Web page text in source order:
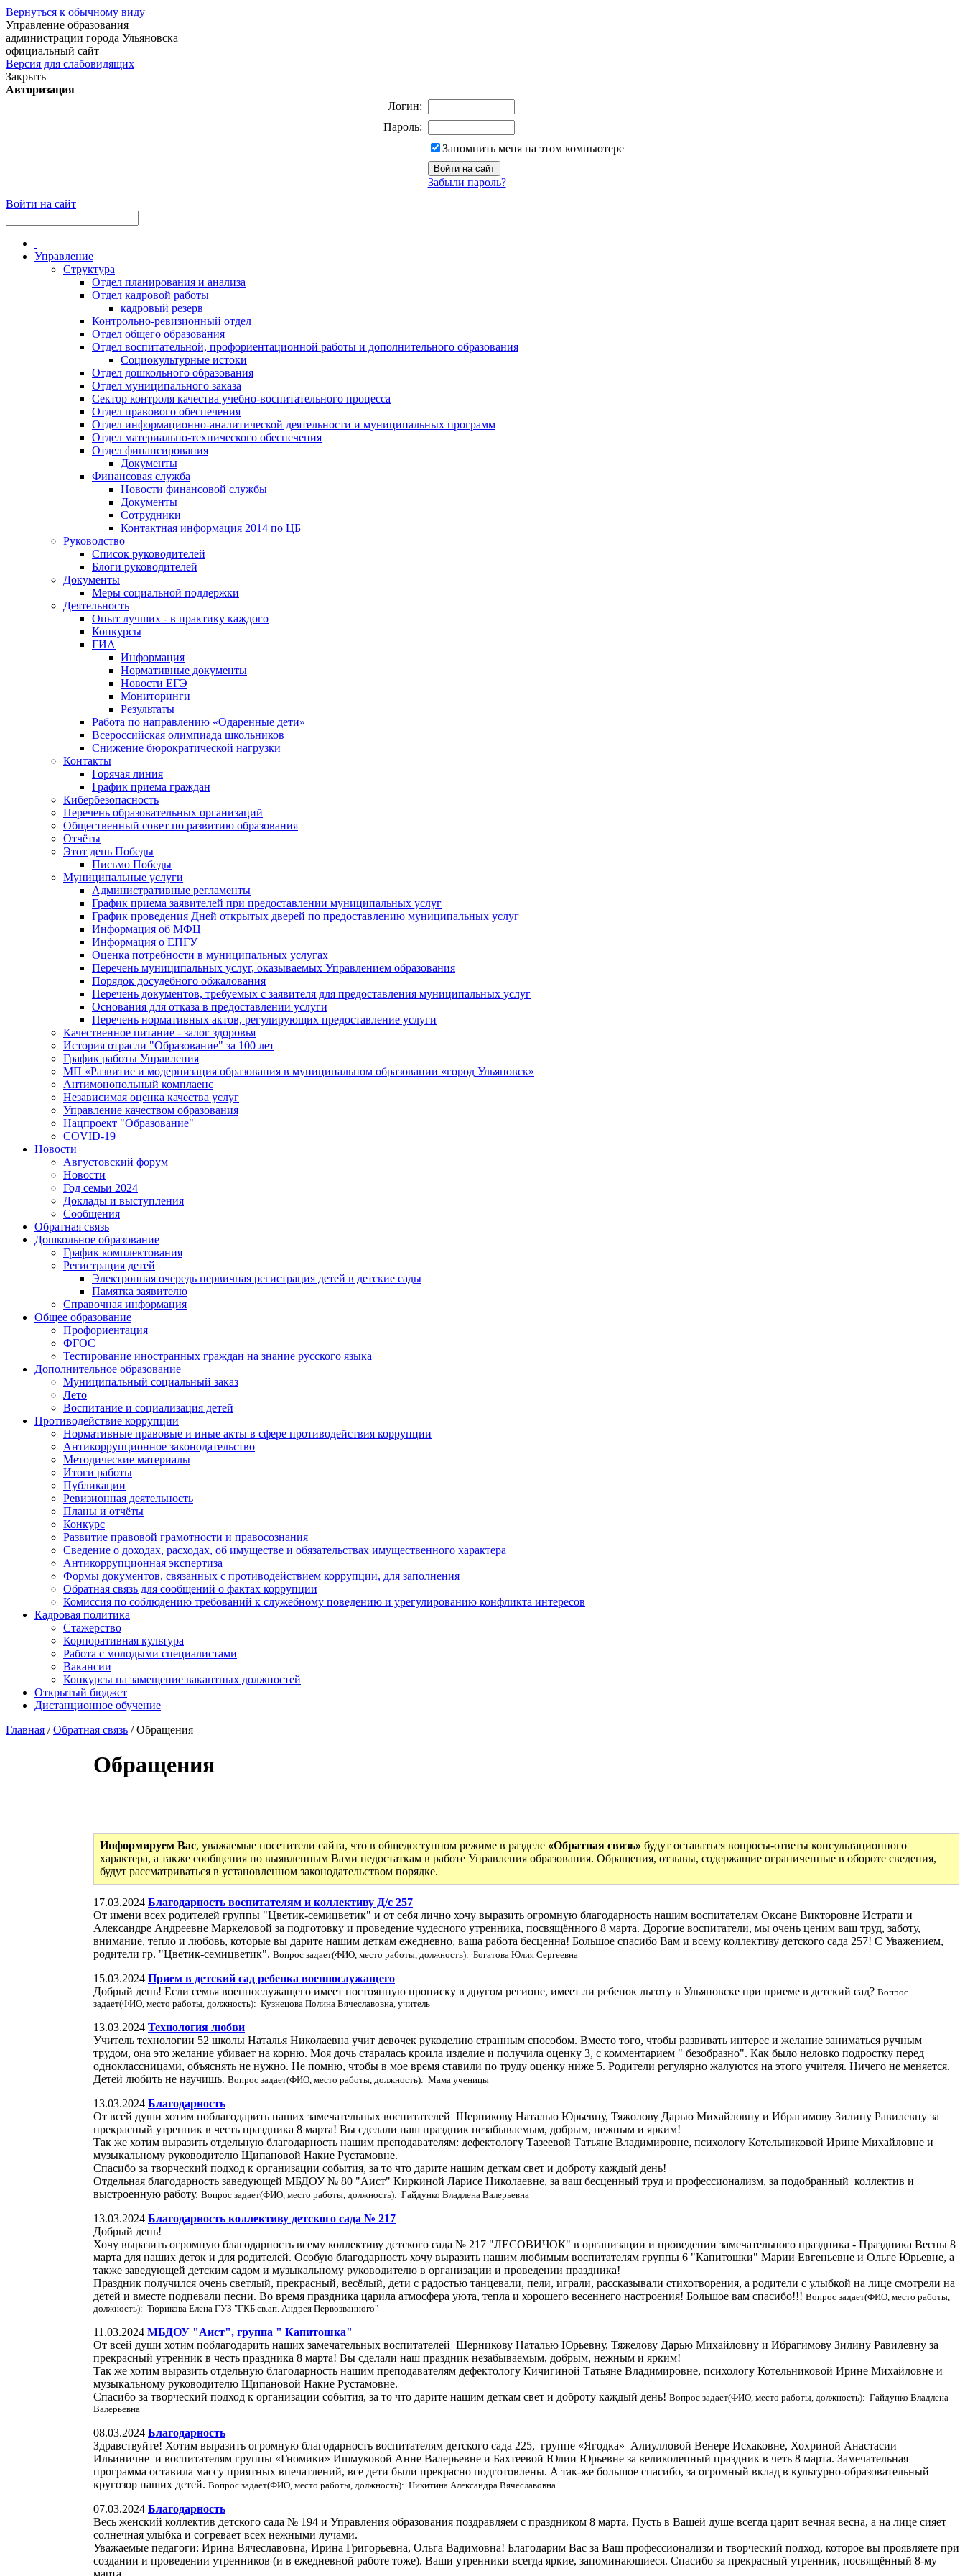
Вернуться к обычному виду
Управление образования
администрации города Ульяновска
официальный сайт
Версия для слабовидящих
Закрыть
Авторизация
Логин:
Пароль:
Запомнить меня на этом компьютере
Забыли пароль?
Войти на сайт
Управление
Структура
Отдел планирования и анализа
Отдел кадровой работы
кадровый резерв
Контрольно-ревизионный отдел
Отдел общего образования
Отдел воспитательной, профориентационной работы и дополнительного образования
Социокультурные истоки
Отдел дошкольного образования
Отдел муниципального заказа
Сектор контроля качества учебно-воспитательного процесса
Отдел правового обеспечения
Отдел информационно-аналитической деятельности и муниципальных программ
Отдел материально-технического обеспечения
Отдел финансирования
Документы
Финансовая служба
Новости финансовой службы
Документы
Сотрудники
Контактная информация 2014 по ЦБ
Руководство
Список руководителей
Блоги руководителей
Документы
Меры социальной поддержки
Деятельность
Опыт лучших - в практику каждого
Конкурсы
ГИА
Информация
Нормативные документы
Новости ЕГЭ
Мониторинги
Результаты
Работа по направлению «Одаренные дети»
Всероссийская олимпиада школьников
Снижение бюрократической нагрузки
Контакты
Горячая линия
График приема граждан
Кибербезопасность
Перечень образовательных организаций
Общественный совет по развитию образования
Отчёты
Этот день Победы
Письмо Победы
Mуниципальные услуги
Административные регламенты
График приема заявителей при предоставлении муниципальных услуг
График проведения Дней открытых дверей по предоставлению муниципальных услуг
Информация об МФЦ
Информация о ЕПГУ
Оценка потребности в муниципальных услугах
Перечень муниципальных услуг, оказываемых Управлением образования
Порядок досудебного обжалования
Перечень документов, требуемых с заявителя для предоставления муниципальных услуг
Основания для отказа в предоставлении услуги
Перечень нормативных актов, регулирующих предоставление услуги
Качественное питание - залог здоровья
История отрасли "Oбразованиe" за 100 лет
График работы Управления
МП «Развитие и модернизация образования в муниципальном образовании «город Ульяновск»
Антимонопольный комплаенс
Независимая оценка качества услуг
Управление качеством образования
Нацпроект "Образование"
COVID-19
Новости
Августовский форум
Новости
Год семьи 2024
Доклады и выступления
Сообщения
Обратная связь
Дошкольное образование
График комплектования
Регистрация детей
Электронная очередь первичная регистрация детей в детские сады
Памятка заявителю
Справочная информация
Общее образование
Профориентация
ФГОС
Тестирование иностранных граждан на знание русского языка
Дополнительное образование
Муниципальный социальный заказ
Лето
Воспитание и социализация детей
Противодействие коррупции
Нормативные правовые и иные акты в сфере противодействия коррупции
Антикоррупционное законодательство
Методические материалы
Итоги работы
Публикации
Ревизионная деятельность
Планы и отчёты
Конкурс
Развитие правовой грамотности и правосознания
Сведение о доходах, расходах, об имуществе и обязательствах имущественного характера
Антикоррупционная экспертиза
Формы документов, связанных с противодействием коррупции, для заполнения
Обратная связь для сообщений о фактах коррупции
Комиссия по соблюдению требований к служебному поведению и урегулированию конфликта интересов
Кадровая политика
Стажерство
Корпоративная культура
Работа с молодыми специалистами
Вакансии
Конкурсы на замещение вакантных должностей
Открытый бюджет
Дистанционное обучение
Главная /Обратная связь / Обращения
Обращения
Информируем Вас, уважаемые посетители сайта, что в общедоступном режиме в разделе «Обратная связь» будут оставаться вопросы-ответы консультационного
характера, а также сообщения по выявленным Вами недостаткам в работе Управления образования. Обращения, отзывы, содержащие ограниченные в обороте сведения,
будут рассматриваться в установленном законодательством порядке.
17.03.2024 Благодарность воспитателям и коллективу Д/с 257
От имени всех родителей группы "Цветик-семицветик" и от себя лично хочу выразить огромную благодарность нашим воспитателям Оксане Викторовне Истрати и
Александре Андреевне Маркеловой за подготовку и проведение чудесного утренника, посвящённого 8 марта. Дорогие воспитатели, мы очень ценим ваш труд, заботу,
внимание, тепло и любовь, которые вы дарите нашим деткам ежедневно, ваша работа бесценна! Большое спасибо Вам и всему коллективу детского сада 257! С Уважением,
родители гр. "Цветик-семицветик". Вопрос задает(ФИО, место работы, должность): Богатова Юлия Сергеевна
15.03.2024 Прием в детский сад ребенка военнослужащего
Добрый день! Если семья военнослужащего имеет постоянную прописку в другом регионе, имеет ли ребенок льготу в Ульяновске при приеме в детский сад? Вопрос
задает(ФИО, место работы, должность): Кузнецова Полина Вячеславовна, учитель
13.03.2024 Технология любви
Учитель технологии 52 школы Наталья Николаевна учит девочек рукоделию странным способом. Вместо того, чтобы развивать интерес и желание заниматься ручным
трудом, она это желание убивает на корню. Моя дочь старалась кроила изделие и получила оценку 3, с комментарием " безобразно". Как было неловко подростку перед
одноклассницами, объяснять не нужно. Не помню, чтобы в мое время ставили по труду оценку ниже 5. Родители регулярно жалуются на этого учителя. Ничего не меняется.
Детей любить не научишь. Вопрос задает(ФИО, место работы, должность): Мама ученицы
13.03.2024 Благодарность
От всей души хотим поблагодарить наших замечательных воспитателей Шерникову Наталью Юрьевну, Тяжолову Дарью Михайловну и Ибрагимову Зилину Равилевну за
прекрасный утренник в честь праздника 8 марта! Вы сделали наш праздник незабываемым, добрым, нежным и ярким!
Так же хотим выразить отдельную благодарность нашим преподавателям: дефектологу Тазеевой Татьяне Владимировне, психологу Котельниковой Ирине Михайловне и
музыкальному руководителю Щипановой Накие Рустамовне.
Спасибо за творческий подход к организации события, за то что дарите нашим деткам свет и доброту каждый день!
Отдельная благодарность заведующей МБДОУ № 80 "Аист" Киркиной Ларисе Николаевне, за ваш бесценный труд и профессионализм, за подобранный коллектив и
выстроенную работу. Вопрос задает(ФИО, место работы, должность): Гайдунко Владлена Валерьевна
13.03.2024 Благодарность коллективу детского сада № 217
Добрый день!
Хочу выразить огромную благодарность всему коллективу детского сада № 217 "ЛЕСОВИЧОК" в организации и проведении замечательного праздника - Праздника Весны 8
марта для наших деток и для родителей. Особую благодарность хочу выразить нашим любимым воспитателям группы 6 "Капитошки" Марии Евгеньевне и Ольге Юрьевне, а
также заведующей детским садом и музыкальному руководителю в организации и проведении праздника!
Праздник получился очень светлый, прекрасный, весёлый, дети с радостью танцевали, пели, играли, рассказывали стихотворения, а родители с улыбкой на лице смотрели на
детей и вместе подпевали песни. Во время праздника царила атмосфера уюта, тепла и хорошего весеннего настроения! Большое вам спасибо!!! Вопрос задает(ФИО, место работы,
должность): Тюрикова Елена ГУЗ "ГКБ св.ап. Андрея Первозванного"
11.03.2024 МБДОУ "Аист", группа " Капитошка"
От всей души хотим поблагодарить наших замечательных воспитателей Шерникову Наталью Юрьевну, Тяжелову Дарью Михайловну и Ибрагимову Зилину Равилевну за
прекрасный утренник в честь праздника 8 марта! Вы сделали наш праздник незабываемым, добрым, нежным и ярким!
Так же хотим выразить отдельную благодарность нашим преподавателям дефектологу Кичигиной Татьяне Владимировне, психологу Котельниковой Ирине Михайловне и
музыкальному руководителю Щипановой Накие Рустамовне.
Спасибо за творческий подход к организации события, за то что дарите нашим деткам свет и доброту каждый день! Вопрос задает(ФИО, место работы, должность): Гайдунко Владлена
Валерьевна
08.03.2024 Благодарность
Здравствуйте! Хотим выразить огромную благодарность воспитателям детского сада 225, группе «Ягодка» Алиулловой Венере Исхаковне, Хохриной Анастасии
Ильиничне и воспитателям группы «Гномики» Ишмуковой Анне Валерьевне и Бахтеевой Юлии Юрьевне за великолепный праздник в четь 8 марта. Замечательная
программа оставила массу приятных впечатлений, все дети были прекрасно подготовлены. А так-же большое спасибо, за огромный вклад в культурно-образовательный
кругозор наших детей. Вопрос задает(ФИО, место работы, должность): Никитина Александра Вячеславовна
07.03.2024 Благодарность
Весь женский коллектив детского сада № 194 и Управления образования поздравляем с праздником 8 марта. Пусть в Вашей душе всегда царит вечная весна, а на лице сияет
солнечная улыбка и согревает всех нежными лучами.
Уважаемые педагоги: Ирина Вячеславовна, Ирина Григорьевна, Ольга Вадимовна! Благодарим Вас за Ваш профессионализм и творческий подход, которое вы проявляете при
создании и проведении утренников (и в ежедневной работе тоже). Ваши утренники всегда яркие, запоминающиеся. Спасибо за прекрасный утренник, посвящённый 8-му
марта.